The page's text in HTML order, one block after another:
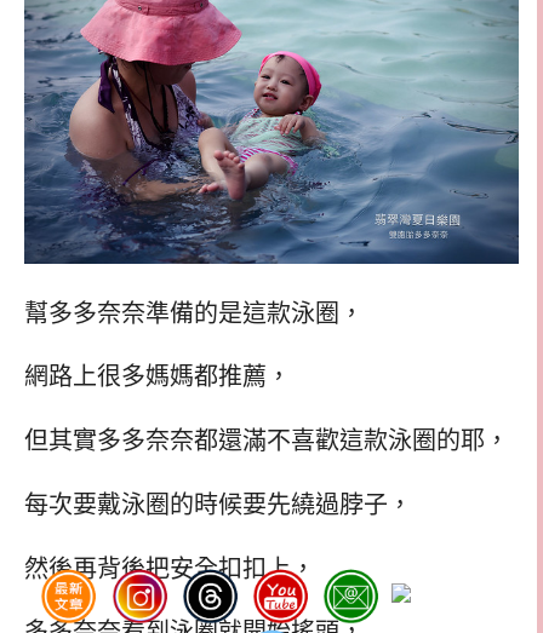
幫多多奈奈準備的是這款泳圈，
網路上很多媽媽都推薦，
但其實多多奈奈都還滿不喜歡這款泳圈的耶，
每次要戴泳圈的時候要先繞過脖子，
然後再背後把安全扣扣上，